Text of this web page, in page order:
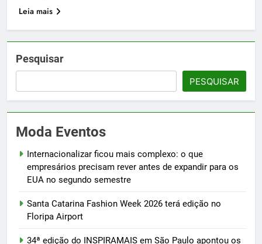
Leia mais
Pesquisar
PESQUISAR
Moda Eventos
Internacionalizar ficou mais complexo: o que
empresários precisam rever antes de expandir para os
EUA no segundo semestre
Santa Catarina Fashion Week 2026 terá edição no
Floripa Airport
34ª edição do INSPIRAMAIS em São Paulo apontou os